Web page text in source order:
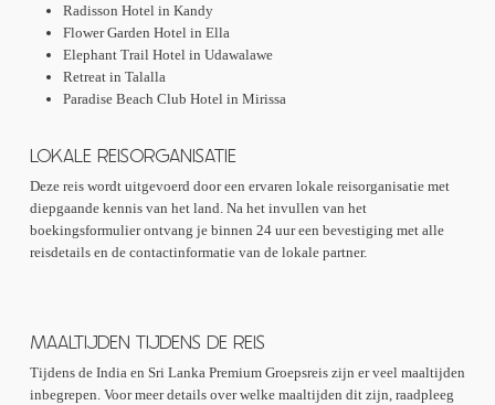
Radisson Hotel in Kandy
Flower Garden Hotel in Ella
Elephant Trail Hotel in Udawalawe
Retreat in Talalla
Paradise Beach Club Hotel in Mirissa
LOKALE REISORGANISATIE
Deze reis wordt uitgevoerd door een ervaren lokale reisorganisatie met
diepgaande kennis van het land. Na het invullen van het
boekingsformulier ontvang je binnen 24 uur een bevestiging met alle
reisdetails en de contactinformatie van de lokale partner.
MAALTIJDEN TIJDENS DE REIS
Tijdens de India en Sri Lanka Premium Groepsreis zijn er veel maaltijden
inbegrepen. Voor meer details over welke maaltijden dit zijn, raadpleeg